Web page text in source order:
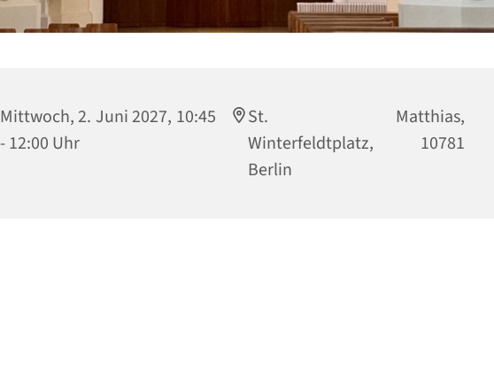
Mittwoch, 2. Juni 2027, 10:45
- 12:00 Uhr
St. Matthias,
Winterfeldtplatz, 10781
Berlin